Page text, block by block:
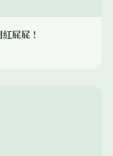
屁屁！